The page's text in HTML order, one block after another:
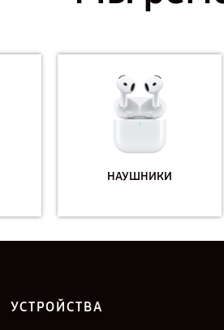
НАУШНИКИ
УСТРОЙСТВА